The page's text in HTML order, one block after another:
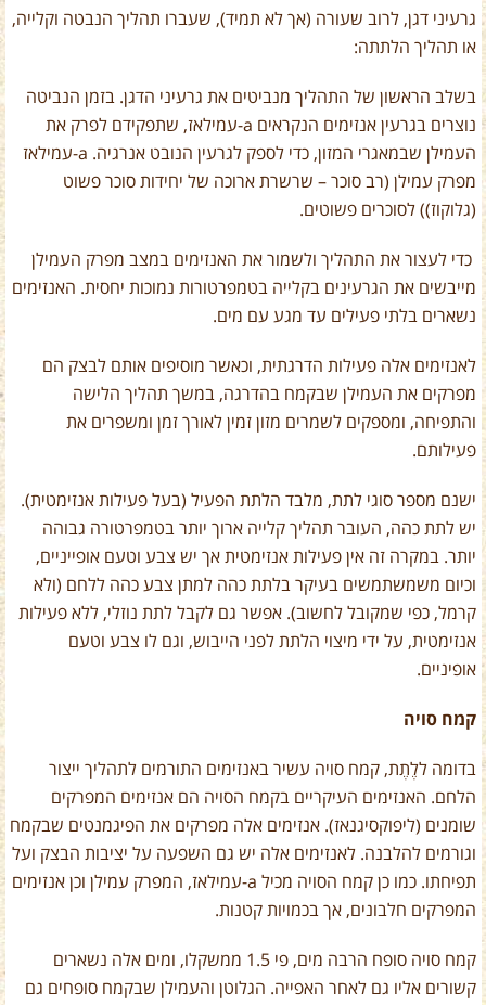
גרעיני דגן, לרוב שעורה (אך לא תמיד), שעברו תהליך הנבטה וקלייה,
או תהליך הלתתה:
בשלב הראשון של התהליך מנביטים את גרעיני הדגן. בזמן הנביטה
נוצרים בגרעין אנזימים הנקראים a-עמילאז, שתפקידם לפרק את
העמילן שבמאגרי המזון, כדי לספק לגרעין הנובט אנרגיה. a-עמילאז
מפרק עמילן (רב סוכר – שרשרת ארוכה של יחידות סוכר פשוט
(גלוקוז)) לסוכרים פשוטים.
כדי לעצור את התהליך ולשמור את האנזימים במצב מפרק העמילן
מייבשים את הגרעינים בקלייה בטמפרטורות נמוכות יחסית. האנזימים
נשארים בלתי פעילים עד מגע עם מים.
לאנזימים אלה פעילות הדרגתית, וכאשר מוסיפים אותם לבצק הם
מפרקים את העמילן שבקמח בהדרגה, במשך תהליך הלישה
והתפיחה, ומספקים לשמרים מזון זמין לאורך זמן ומשפרים את
פעילותם.
ישנם מספר סוגי לתת, מלבד הלתת הפעיל (בעל פעילות אנזימטית).
יש לתת כהה, העובר תהליך קלייה ארוך יותר בטמפרטורה גבוהה
יותר. במקרה זה אין פעילות אנזימטית אך יש צבע וטעם אופייניים,
וכיום משמשתמשים בעיקר בלתת כהה למתן צבע כהה ללחם (ולא
קרמל, כפי שמקובל לחשוב). אפשר גם לקבל לתת נוזלי, ללא פעילות
אנזימטית, על ידי מיצוי הלתת לפני הייבוש, וגם לו צבע וטעם
אופיניים.
קמח סויה
בדומה ללֶתֶת, קמח סויה עשיר באנזימים התורמים לתהליך ייצור
הלחם. האנזימים העיקריים בקמח הסויה הם אנזימים המפרקים
שומנים (ליפוקסיגנאז). אנזימים אלה מפרקים את הפיגמנטים שבקמח
וגורמים להלבנה. לאנזימים אלה יש גם השפעה על יציבות הבצק ועל
תפיחתו. כמו כן קמח הסויה מכיל a-עמילאז, המפרק עמילן וכן אנזימים
המפרקים חלבונים, אך בכמויות קטנות.
קמח סויה סופח הרבה מים, פי 1.5 ממשקלו, ומים אלה נשארים
קשורים אליו גם לאחר האפייה. הגלוטן והעמילן שבקמח סופחים גם